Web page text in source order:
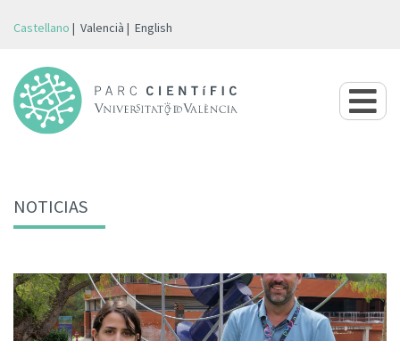
Castellano Valencià English
NOTICIAS